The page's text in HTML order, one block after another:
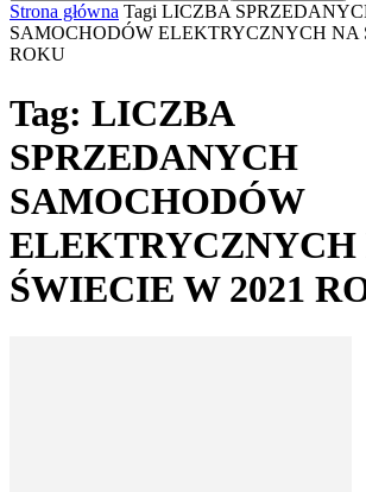
Strona główna Tagi LICZBA
SAMOCHODÓW ELEKTRYCZNYCH NA
ROKU
Tag: LICZBA
SPRZEDANYCH
SAMOCHODÓW
ELEKTRYCZNYCH
ŚWIECIE W 2021